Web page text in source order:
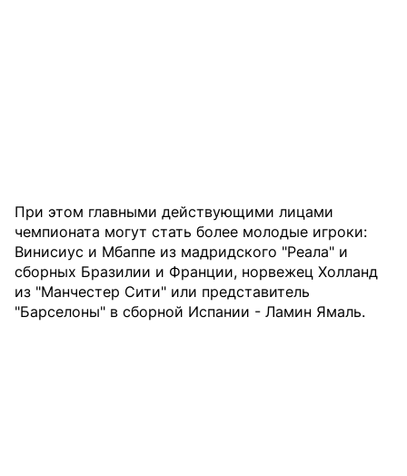
При этом главными действующими лицами
чемпионата могут стать более молодые игроки:
Винисиус и Мбаппе из мадридского "Реала" и
сборных Бразилии и Франции, норвежец Холланд
из "Манчестер Сити" или представитель
"Барселоны" в сборной Испании - Ламин Ямаль.